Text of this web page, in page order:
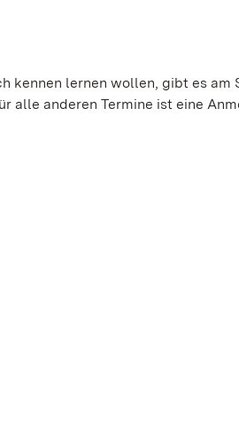
kennen lernen wollen, gibt es
alle anderen Termine ist eine